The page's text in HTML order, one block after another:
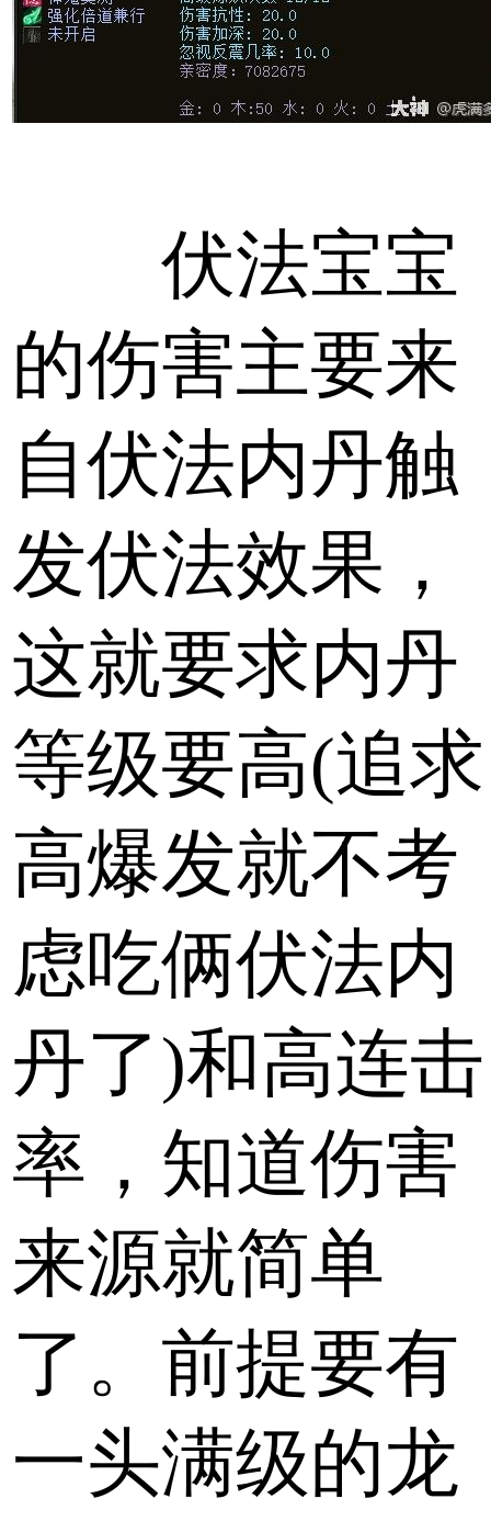
伏法宝宝
的伤害主要来
自伏法内丹触
发伏法效果，
这就要求内丹
等级要高(追求
高爆发就不考
虑吃俩伏法内
丹了)和高连击
率，知道伤害
来源就简单
了。前提要有
一头满级的龙